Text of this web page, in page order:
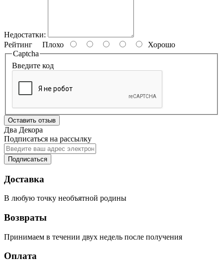
Недостатки:
Рейтинг Плохо
Хорошо
Captcha
Введите код
Оставить отзыв
Два Декора
Подписаться на рассылку
Подписаться
Доставка
В любую точку необъятной родины
Возвраты
Принимаем в течении двух недель после получения
Оплата